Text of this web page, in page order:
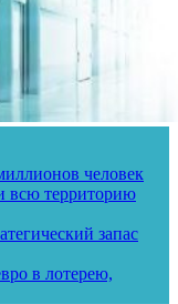
человек
всю территорию
запас
в лотерею,